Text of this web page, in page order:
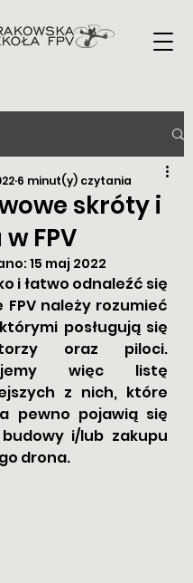
skróty i
FPV
6 minut(y) czytania
15 maj 2022
i łatwo odnaleźć się
FPV należy rozumieć
posługują się
oraz piloci.
więc listę
z nich, które
pewno pojawią się
i/lub zakupu
drona.